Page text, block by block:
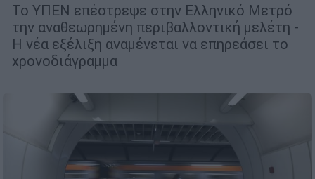
Το ΥΠΕΝ επέστρεψε στην Ελληνικό Μετρό
την αναθεωρημένη περιβαλλοντική μελέτη -
Η νέα εξέλιξη αναμένεται να επηρεάσει το
χρονοδιάγραμμα